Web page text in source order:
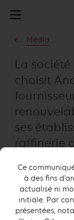
Média
La
choisit
ses
raffinerie
Ce
à des fins
actualisé ni
initiale. Par
présentées,